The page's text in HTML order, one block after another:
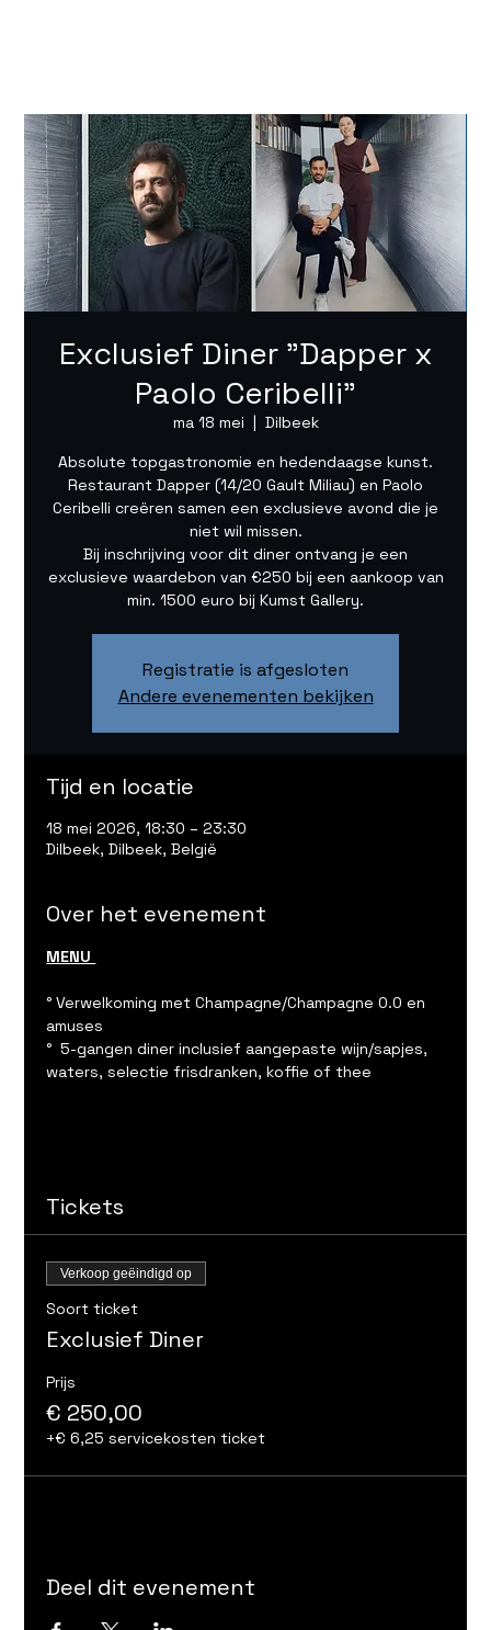
Exclusief Diner "Dapper x
Paolo Ceribelli"
ma 18 mei
  |
Dilbeek
Absolute topgastronomie en hedendaagse kunst.
Restaurant Dapper (14/20 Gault Miliau) en Paolo
Ceribelli creëren samen een exclusieve avond die je
niet wil missen.
Bij inschrijving voor dit diner ontvang je een
exclusieve waardebon van €250 bij een aankoop van
min. 1500 euro bij Kumst Gallery.
Registratie is afgesloten
Andere evenementen bekijken
Tijd en locatie
18 mei 2026, 18:30 – 23:30
Dilbeek, Dilbeek, België
Over het evenement
MENU
° Verwelkoming met Champagne/Champagne 0.0 en
amuses
°  5-gangen diner inclusief aangepaste wijn/sapjes,
waters, selectie frisdranken, koffie of thee
Tickets
Verkoop geëindigd op
Soort ticket
Exclusief Diner
Prijs
€ 250,00
+€ 6,25 servicekosten ticket
Deel dit evenement